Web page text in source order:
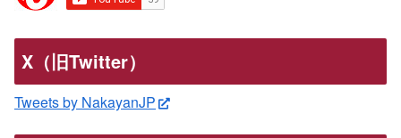
X（旧Twitter）
Tweets by NakayanJP